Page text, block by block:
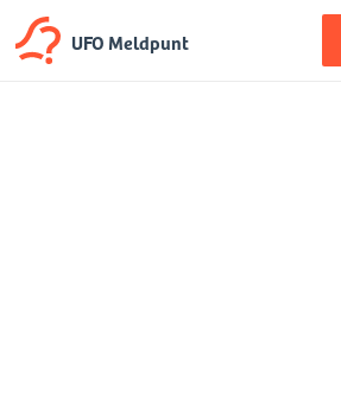
UFO Meldpunt